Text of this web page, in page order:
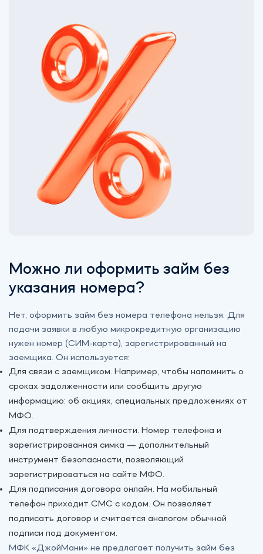
Можно ли оформить займ без
указания номера?
Нет, оформить займ без номера телефона нельзя. Для
подачи заявки в любую микрокредитную организацию
нужен номер (СИМ-карта), зарегистрированный на
заемщика. Он используется:
Для связи с заемщиком. Например, чтобы напомнить о
сроках задолженности или сообщить другую
информацию: об акциях, специальных предложениях от
МФО.
Для подтверждения личности. Номер телефона и
зарегистрированная симка — дополнительный
инструмент безопасности, позволяющий
зарегистрироваться на сайте МФО.
Для подписания договора онлайн. На мобильный
телефон приходит СМС с кодом. Он позволяет
подписать договор и считается аналогом обычной
подписи под документом.
МФК «‎ДжойМани» не предлагает получить займ без